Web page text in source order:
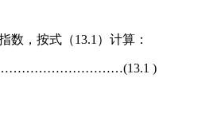
数，按式（13.1）计算：
)